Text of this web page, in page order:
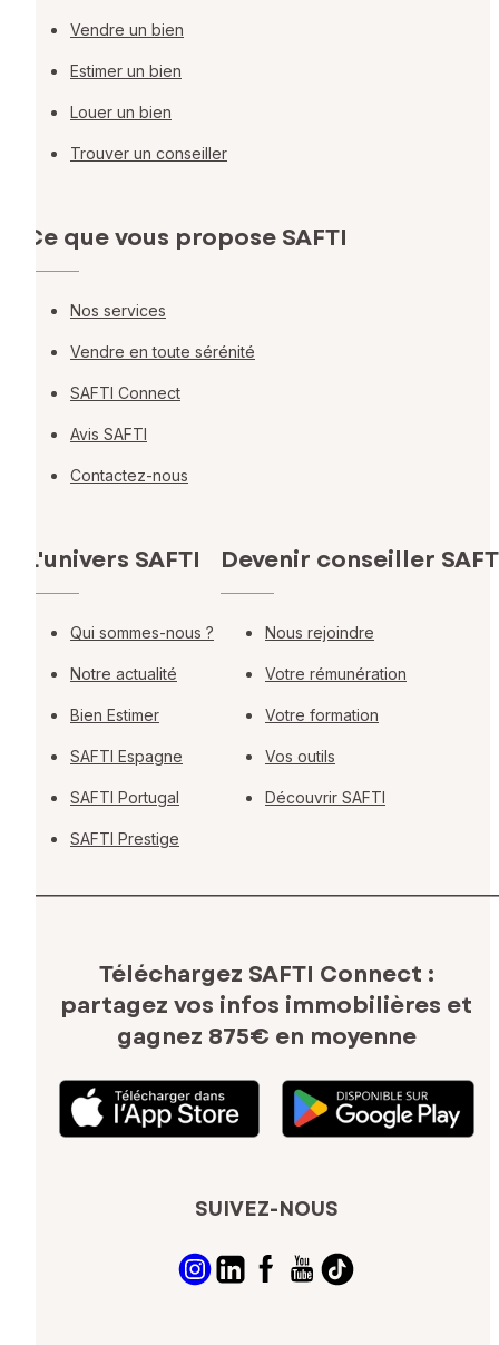
Vendre un bien
Estimer un bien
Louer un bien
Trouver un conseiller
Ce que vous propose SAFTI
Nos services
Vendre en toute sérénité
SAFTI Connect
Avis SAFTI
Contactez-nous
L'univers SAFTI
Qui sommes-nous ?
Notre actualité
Bien Estimer
SAFTI Espagne
SAFTI Portugal
SAFTI Prestige
Devenir conseiller
Nous rejoindre
Votre rémunération
Votre formation
Vos outils
Découvrir SAFTI
Téléchargez SAFTI Connect :
partagez vos infos immobilières et
gagnez 875€ en moyenne
SUIVEZ-NOUS